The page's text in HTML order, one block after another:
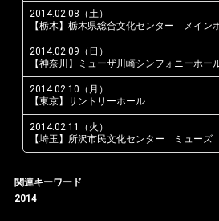
2014.02.08（土）
【栃木】栃木県総合文化センター メイン
2014.02.09（日）
【神奈川】ミューザ川崎シンフォニーホー
2014.02.10（月）
【東京】サントリーホール
2014.02.11（火）
【埼玉】所沢市民文化センター ミュー
関連キーワード
2014